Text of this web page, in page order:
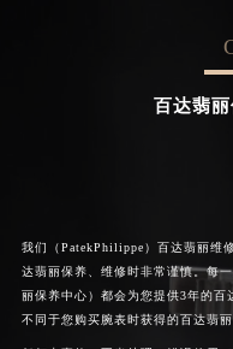
百达翡
我们（PatekPhilippe）百达翡丽维
达翡丽保养、维修时非常谨慎。每
丽保养中心）都会为您提供3年的百
不同于您购买腕表时获得的百达翡